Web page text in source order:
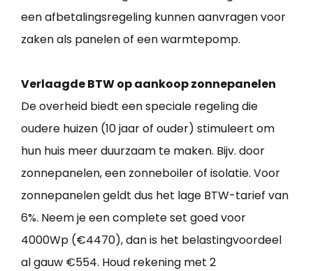
een afbetalingsregeling kunnen aanvragen voor
zaken als panelen of een warmtepomp.
Verlaagde BTW op aankoop zonnepanelen
De overheid biedt een speciale regeling die
oudere huizen (10 jaar of ouder) stimuleert om
hun huis meer duurzaam te maken. Bijv. door
zonnepanelen, een zonneboiler of isolatie. Voor
zonnepanelen geldt dus het lage BTW-tarief van
6%. Neem je een complete set goed voor
4000Wp (€4470), dan is het belastingvoordeel
al gauw €554. Houd rekening met 2